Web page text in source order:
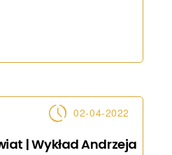
02-04-2022
| Wykład Andrzeja